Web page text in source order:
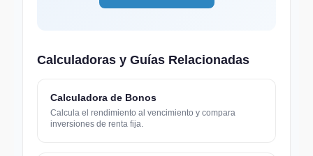
Calculadoras y Guías Relacionadas
Calculadora de Bonos
Calcula el rendimiento al vencimiento y compara
inversiones de renta fija.